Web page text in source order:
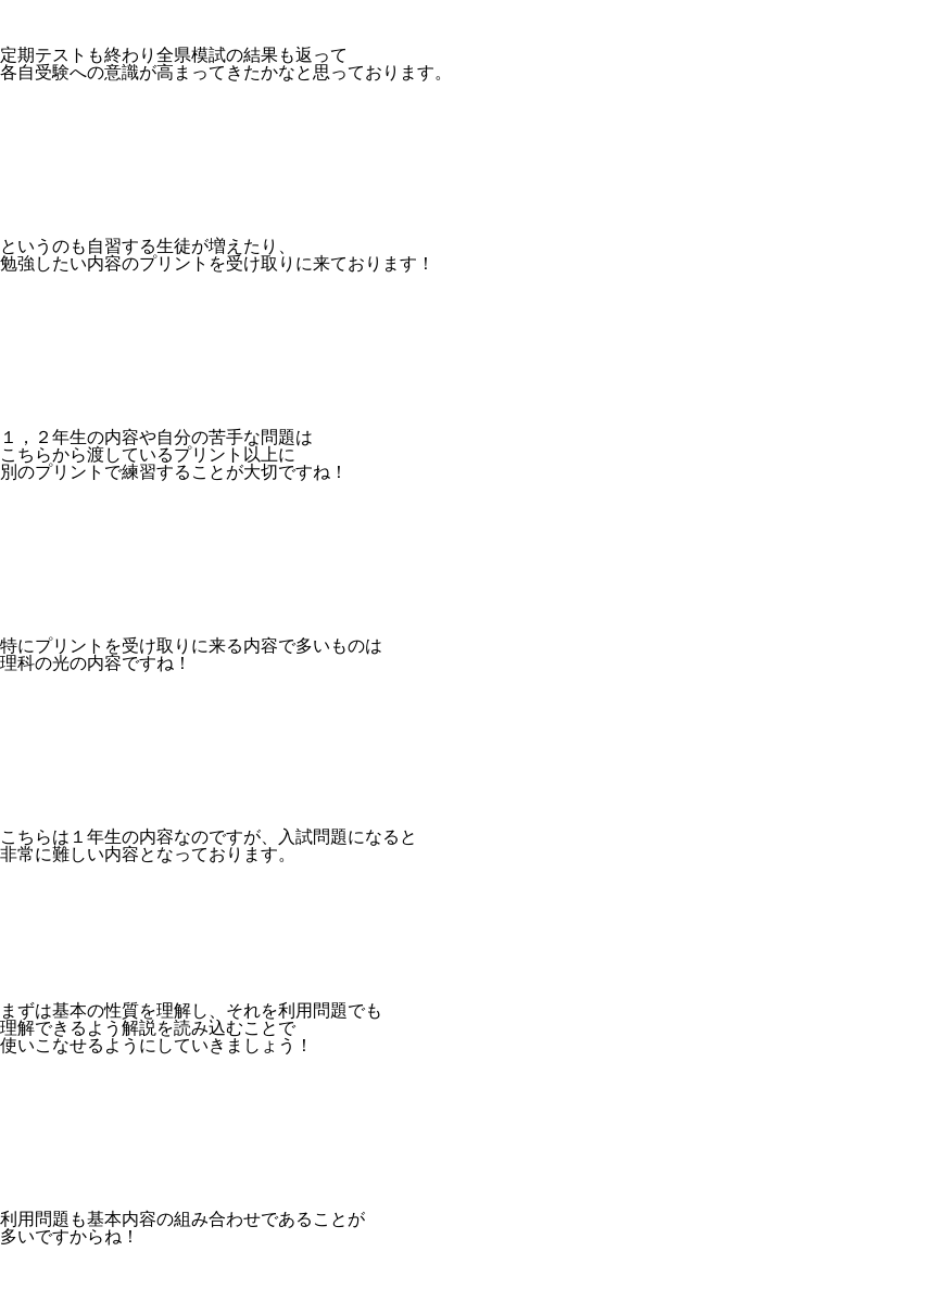
定期テストも終わり全県模試の結果も返って
各自受験への意識が高まってきたかなと思っております。
というのも自習する生徒が増えたり、
勉強したい内容のプリントを受け取りに来ております！
１，２年生の内容や自分の苦手な問題は
こちらから渡しているプリント以上に
別のプリントで練習することが大切ですね！
特にプリントを受け取りに来る内容で多いものは
理科の光の内容ですね！
こちらは１年生の内容なのですが、入試問題になると
非常に難しい内容となっております。
まずは基本の性質を理解し、それを利用問題でも
理解できるよう解説を読み込むことで
使いこなせるようにしていきましょう！
利用問題も基本内容の組み合わせであることが
多いですからね！